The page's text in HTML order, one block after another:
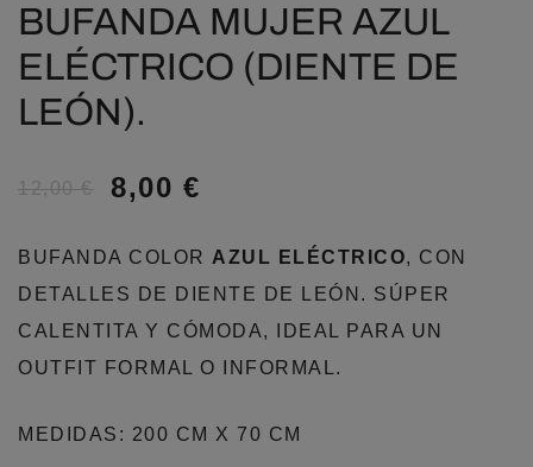
BUFANDA MUJER AZUL
ELÉCTRICO (DIENTE DE
LEÓN).
12,00€ 8,00 €
BUFANDA COLOR AZUL ELÉCTRICO, CON
DETALLES DE DIENTE DE LEÓN. SÚPER
CALENTITA Y CÓMODA, IDEAL PARA UN
OUTFIT FORMAL O INFORMAL.
MEDIDAS: 200 CM X 70 CM